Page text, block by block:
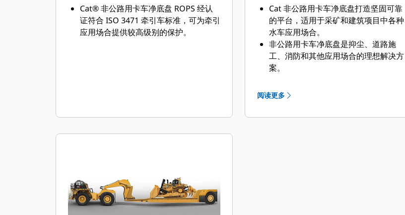
Cat® 非公路用卡车净底盘 ROPS 经认
证符合 ISO 3471 牵引车标准，可为牵引
应用场合提供较高级别的保护。
Cat 非公路用卡车净底盘打造坚固可靠
的平台，适用于采矿和建筑项目中各种
水车应用场合。
非公路用卡车净底盘是抑尘、道路施
工、消防和其他应用场合的理想解决方
案。
的净底盘机器与水车应用相匹配，所有
从而为您的业务提供出众的解决方案。
阅读更多